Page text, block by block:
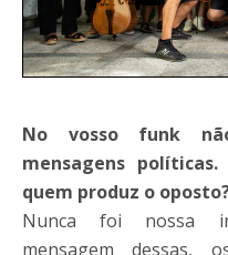
No vosso funk
mensagens
quem produz o
Nunca foi nossa
mensagem dessas,